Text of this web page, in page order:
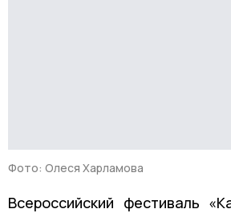
Фото: Олеся Харламова
Всероссийский фестиваль